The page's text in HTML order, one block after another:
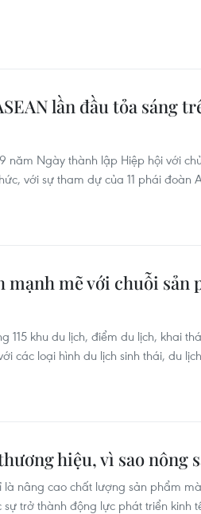
lần đầu tỏa sáng
năm Ngày thành lập Hiệp hội với
với sự tham dự của 11 phái đoàn
mạnh mẽ với chuỗi sản
115 khu du lịch, điểm du lịch, khai
các loại hình du lịch sinh thái, du
hiệu, vì sao nông
nâng cao chất lượng sản phẩm
trở thành động lực phát triển kinh